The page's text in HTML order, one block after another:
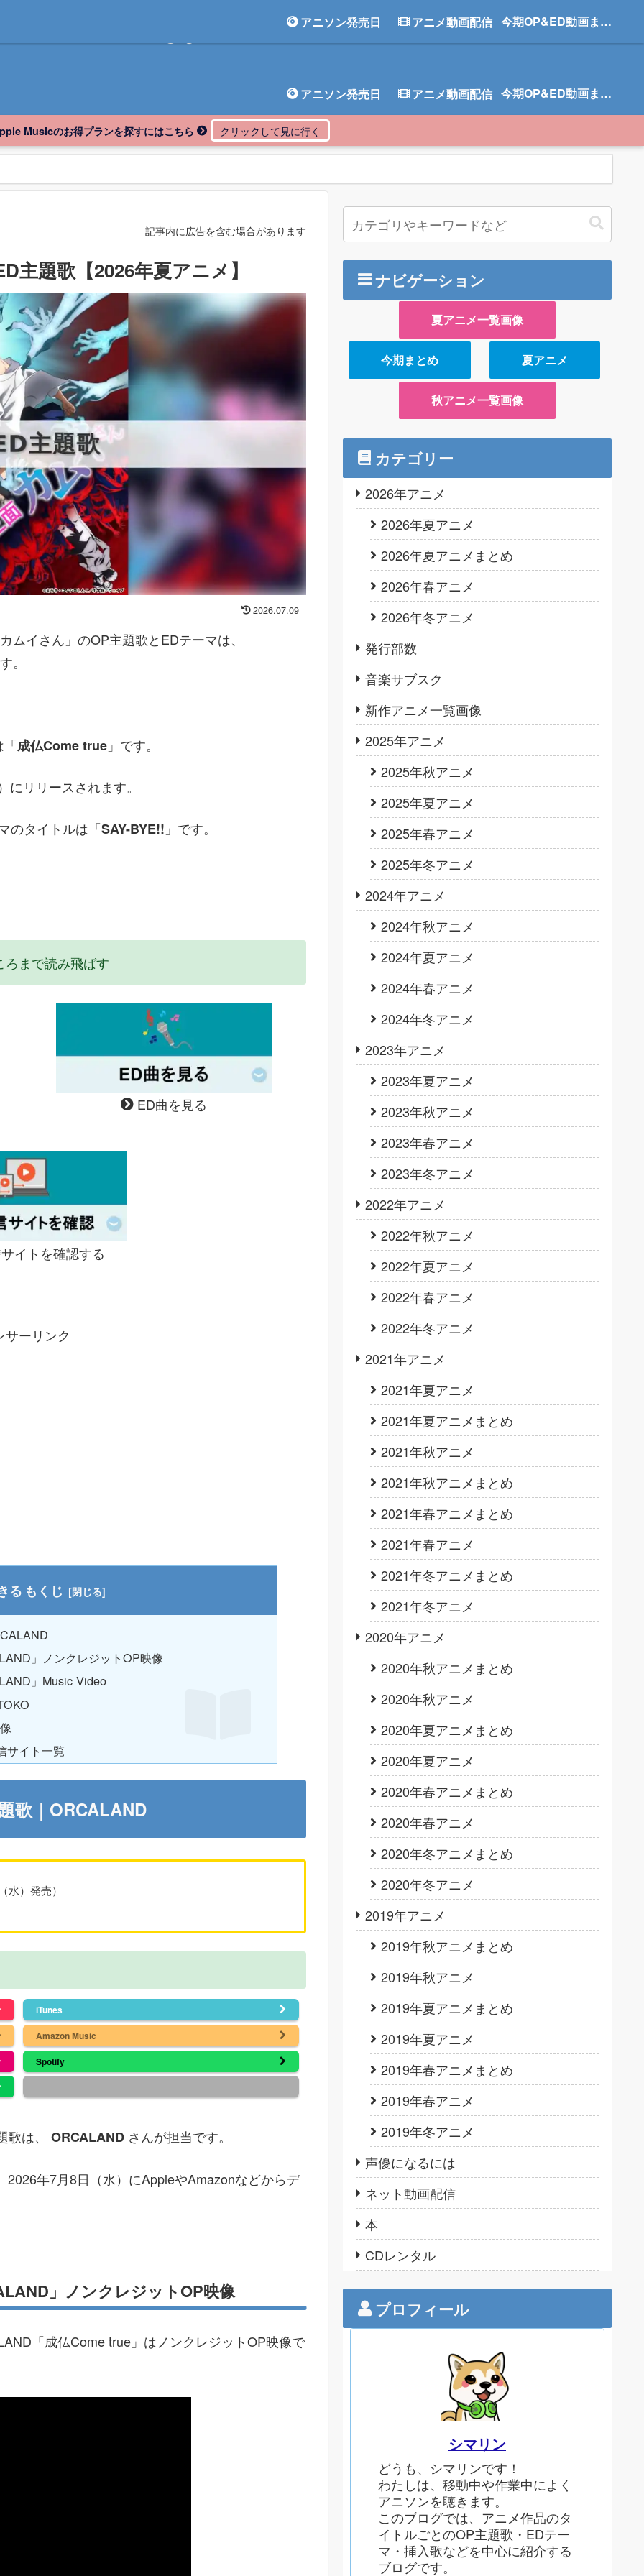
アニソン発売日 アニメ動画配信 今期OP&ED動画まとめ
アニソン発売日 アニメ動画配信 今期OP&ED動画まとめ
Musicのお得プランを探すにはこちら
記事内に広告を含む場合があります
主題歌【2026年夏アニメ】
2026.07.09
イさん」のOP主題歌とEDテーマは、
。
「成仏Come true 」です。
リリースされます。
のタイトルは「SAY-BYE!! 」です。
ろまで読み飛ばす
ED曲を見る
イトを確認する
サーリンク
もくじ
」ノンクレジットOP映像
」Music Video
サイト一覧
歌｜ORCALAND
）発売）
iTunes
Amazon Music
Spotify
は、 ORCALAND さんが担当です。
2026年7月8日（水）にAppleやAmazonなどからデ
」ノンクレジットOP映像
「成仏Come true」はノンクレジットOP映像で
ナビゲーション
夏アニメ一覧画像
今期まとめ 夏アニメ
秋アニメ一覧画像
カテゴリー
2026年アニメ
2026年夏アニメ
2026年夏アニメまとめ
2026年春アニメ
2026年冬アニメ
発行部数
音楽サブスク
新作アニメ一覧画像
2025年アニメ
2025年秋アニメ
2025年夏アニメ
2025年春アニメ
2025年冬アニメ
2024年アニメ
2024年秋アニメ
2024年夏アニメ
2024年春アニメ
2024年冬アニメ
2023年アニメ
2023年夏アニメ
2023年秋アニメ
2023年春アニメ
2023年冬アニメ
2022年アニメ
2022年秋アニメ
2022年夏アニメ
2022年春アニメ
2022年冬アニメ
2021年アニメ
2021年夏アニメ
2021年夏アニメまとめ
2021年秋アニメ
2021年秋アニメまとめ
2021年春アニメまとめ
2021年春アニメ
2021年冬アニメまとめ
2021年冬アニメ
2020年アニメ
2020年秋アニメまとめ
2020年秋アニメ
2020年夏アニメまとめ
2020年夏アニメ
2020年春アニメまとめ
2020年春アニメ
2020年冬アニメまとめ
2020年冬アニメ
2019年アニメ
2019年秋アニメまとめ
2019年秋アニメ
2019年夏アニメまとめ
2019年夏アニメ
2019年春アニメまとめ
2019年春アニメ
2019年冬アニメ
声優になるには
ネット動画配信
本
CDレンタル
プロフィール
シマリン
どうも、シマリンです！
わたしは、移動中や作業中によく
アニソンを聴きます。
このブログでは、アニメ作品のタ
イトルごとのOP主題歌・EDテー
マ・挿入歌などを中心に紹介する
ブログです。